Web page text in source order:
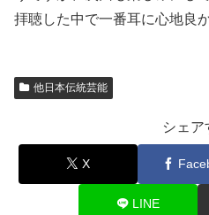
拝聴した中で一番耳に心地良
他日本伝統芸能
シェア
X
LINE